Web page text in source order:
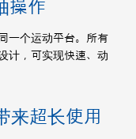
操作
一个运动平台。所有
计，可实现快速、动
来超长使用